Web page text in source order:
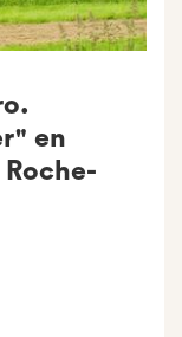
en